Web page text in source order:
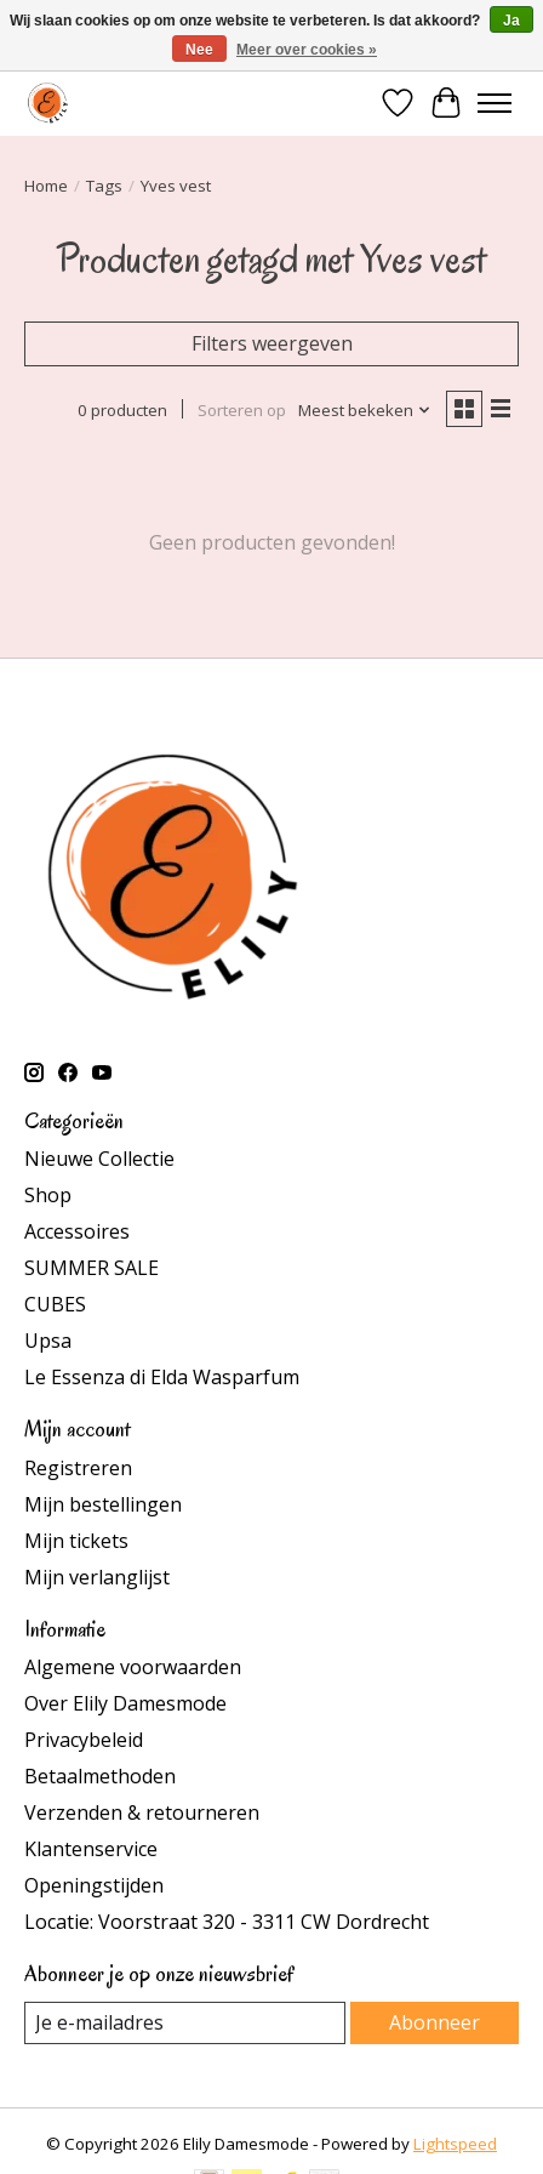
Elily is er om jou te laten stralen! Mode vanaf maat 34 t/m 54
Verlanglijst
Home / Tags / Yves vest
Producten getagd met Yves vest
Filters weergeven
0 producten Sorteren op Meest bekeken
Geen producten gevonden!
Categorieën
Nieuwe Collectie
Shop
Accessoires
SUMMER SALE
CUBES
Upsa
Le Essenza di Elda Wasparfum
Mijn account
Registreren
Mijn bestellingen
Mijn tickets
Mijn verlanglijst
Informatie
Algemene voorwaarden
Over Elily Damesmode
Privacybeleid
Betaalmethoden
Verzenden & retourneren
Klantenservice
Openingstijden
Locatie: Voorstraat 320 - 3311 CW Dordrecht
Abonneer je op onze nieuwsbrief
Abonneer
© Copyright 2026 Elily Damesmode - Powered byLightspeed
Wij slaan cookies op om onze website te verbeteren. Is dat akkoord?
Ja
Nee
Meer over cookies »